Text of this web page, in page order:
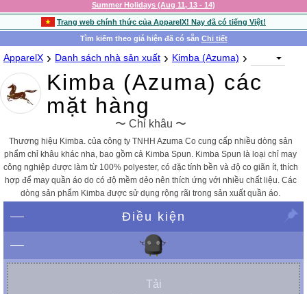
Summer Holidays (Aug 11, 13 - 14)
Trang web chính thức của ApparelX! Nay đã có tiếng Việt!
Tìm kiếm theo giá hiện đã có sẵn Chi tiết
ApparelX › Danh sách nhà sản xuất › Kimba (Azuma) ›
Kimba (Azuma) các
mặt hàng
〜 Chỉ khâu 〜
Thương hiệu Kimba. của công ty TNHH Azuma Co cung cấp nhiều dòng sản
phẩm chỉ khâu khác nha, bao gồm cả Kimba Spun. Kimba Spun là loại chỉ may
công nghiệp được làm từ 100% polyester, có đặc tính bền và độ co giãn ít, thích
hợp để may quần áo do có độ mềm dẻo nên thích ứng với nhiều chất liệu. Các
dòng sản phẩm Kimba được sử dụng rộng rãi trong sản xuất quần áo.
Điều kiện
Tải